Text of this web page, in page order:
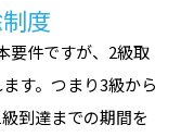
度
要件ですが、2級取
す。つまり3級から
到達までの期間を